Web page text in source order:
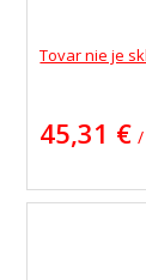
Tovar nie je
45,31 €